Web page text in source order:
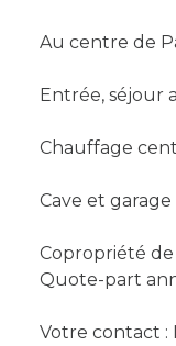
Au centre de
Entrée, séjour
Chauffage
Cave et garage
Copropriété
Quote-part
Votre contact :